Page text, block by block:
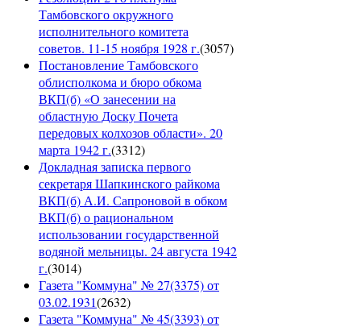
Тамбовского окружного
исполнительного комитета
советов. 11-15 ноября 1928 г.(3057)
Постановление Тамбовского
облисполкома и бюро обкома
ВКП(б) «О занесении на
областную Доску Почета
передовых колхозов области». 20
марта 1942 г.(3312)
Докладная записка первого
секретаря Шапкинского райкома
ВКП(б) А.И. Сапроновой в обком
ВКП(б) о рациональном
использовании государственной
водяной мельницы. 24 августа 1942
г.(3014)
Газета "Коммуна" № 27(3375) от
03.02.1931(2632)
Газета "Коммуна" № 45(3393) от